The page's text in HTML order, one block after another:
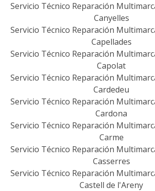
Servicio Técnico Reparación
Canyelles
Servicio Técnico Reparación
Capellades
Servicio Técnico Reparación
Capolat
Servicio Técnico Reparación
Cardedeu
Servicio Técnico Reparación
Cardona
Servicio Técnico Reparación
Carme
Servicio Técnico Reparación
Casserres
Servicio Técnico Reparación
Castell de l'Areny